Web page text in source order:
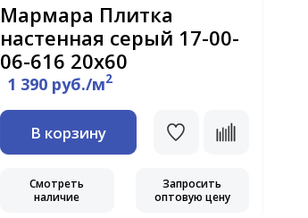
Мармара Плитка
настенная серый 17-00-
06-616 20х60
1 390 руб./м2
В корзину
Смотреть
наличие
Запросить
оптовую цену